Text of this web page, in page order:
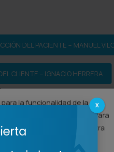
DEL PACIENTE – MANUEL
CLIENTE – IGNACIO HERRERA
X
la funcionalidad de la
nuestros servicios. Para
que utilizamos, lea nuestra